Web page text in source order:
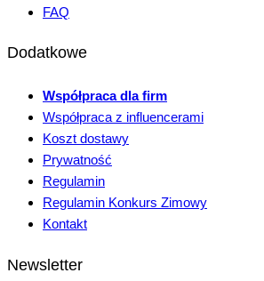
FAQ
Dodatkowe
Współpraca dla firm
Współpraca z influencerami
Koszt dostawy
Prywatność
Regulamin
Regulamin Konkurs Zimowy
Kontakt
Newsletter